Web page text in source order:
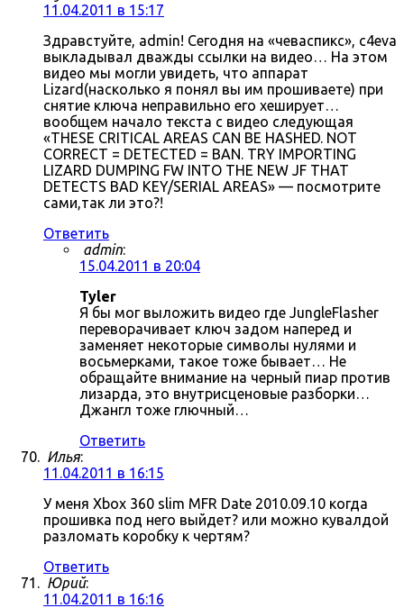
11.04.2011 в 15:17
Здравстуйте, admin! Сегодня на «чеваспикс», c4eva
выкладывал дважды ссылки на видео… На этом
видео мы могли увидеть, что аппарат
Lizard(насколько я понял вы им прошиваете) при
снятие ключа неправильно его хеширует…
вообщем начало текста с видео следующая
«THESE CRITICAL AREAS CAN BE HASHED. NOT
CORRECT = DETECTED = BAN. TRY IMPORTING
LIZARD DUMPING FW INTO THE NEW JF THAT
DETECTS BAD KEY/SERIAL AREAS» — посмотрите
сами,так ли это?!
Ответить
admin:
15.04.2011 в 20:04
Tyler
Я бы мог выложить видео где JungleFlasher
переворачивает ключ задом наперед и
заменяет некоторые символы нулями и
восьмерками, такое тоже бывает… Не
обращайте внимание на черный пиар против
лизарда, это внутрисценовые разборки…
Джангл тоже глючный…
Ответить
Илья:
11.04.2011 в 16:15
У меня Xbox 360 slim MFR Date 2010.09.10 когда
прошивка под него выйдет? или можно кувалдой
разломать коробку к чертям?
Ответить
Юрий:
11.04.2011 в 16:16